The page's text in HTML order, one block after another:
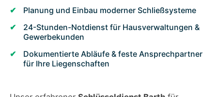
Planung und Einbau moderner Schließsysteme
24-Stunden-Notdienst für Hausverwaltungen &
Gewerbekunden
Dokumentierte Abläufe & feste Ansprechpartner
für Ihre Liegenschaften